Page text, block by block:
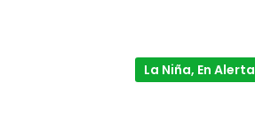
La Niña, En Alerta